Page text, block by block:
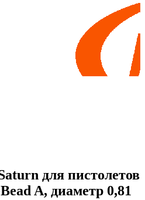
для пистолетов
A, диаметр 0,81